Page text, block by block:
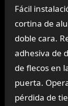
Fácil
cortina de
doble cara.
adhesiva de
de flecos en
puerta.
pérdida de